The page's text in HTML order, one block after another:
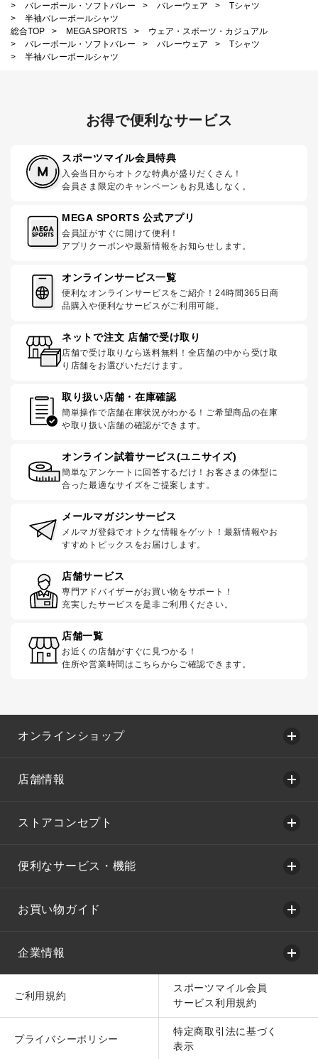
>
バレーボール・ソフトバレー > バレーウェア >
Tシャツ
>
半袖バレーボールシャツ
総合TOP
> MEGA SPORTS >
ウェア・スポーツ・カジュアル
>
バレーボール・ソフトバレー > バレーウェア >
Tシャツ
>
半袖バレーボールシャツ
お得で便利なサービス
スポーツマイル会員特典
入会当日からオトクな特典が盛りだくさん！
会員さま限定のキャンペーンもお見逃しなく。
MEGA SPORTS 公式アプリ
会員証がすぐに開けて便利！
アプリクーポンや最新情報をお知らせします。
オンラインサービス一覧
便利なオンラインサービスをご紹介！24時間365日商
品購入や便利なサービスがご利用可能。
ネットで注文 店舗で受け取り
店舗で受け取りなら送料無料！全店舗の中から受け取
り店舗をお選びいただけます。
取り扱い店舗・在庫確認
簡単操作で店舗在庫状況がわかる！ご希望商品の在庫
や取り扱い店舗の確認ができます。
オンライン試着サービス(ユニサイズ)
簡単なアンケートに回答するだけ！お客さまの体型に
合った最適なサイズをご提案します。
メールマガジンサービス
メルマガ登録でオトクな情報をゲット！最新情報やお
すすめトピックスをお届けします。
店舗サービス
専門アドバイザーがお買い物をサポート！
充実したサービスを是非ご利用ください。
店舗一覧
お近くの店舗がすぐに見つかる！
住所や営業時間はこちらからご確認できます。
オンラインショップ
店舗情報
ストアコンセプト
便利なサービス・機能
お買い物ガイド
企業情報
ご利用規約
スポーツマイル会員
サービス利用規約
プライバシーポリシー
特定商取引法に基づく
表示